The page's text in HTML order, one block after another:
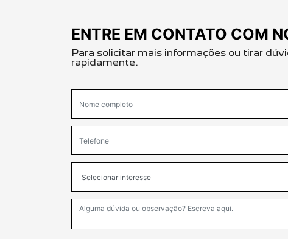
ENTRE EM CONTATO COM
Para solicitar mais informações ou tirar
rapidamente.